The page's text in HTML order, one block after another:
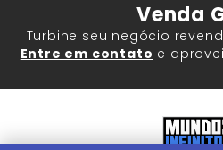
Venda
Turbine seu negócio
Entre em contato e